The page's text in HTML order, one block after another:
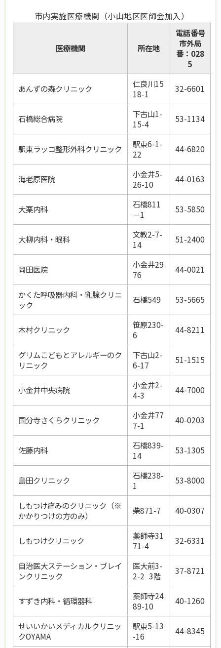
市内実施医療機関（小山地区医師会加入）
医療機関 所在地
電話番号
市外局
番：028
5
あんずの森クリニック
仁良川15
18-1
32-6601
石橋総合病院
下古山1-
15-4
53-1134
駅東ラッコ整形外科クリニック
駅東6-1-
22
44-6820
海老原医院
小金井5-
26-10
44-0163
大栗内科
石橋811
－1
53-5850
大柳内科・眼科
文教2-7-
14
51-2400
岡田医院
小金井29
76
44-0021
かくた呼吸器内科・乳腺クリニ
ック
石橋549 53-5665
木村クリニック
笹原230-
6
44-8211
グリムこどもとアレルギーのク
リニック
下古山2-
6-17
51-1515
小金井中央病院
小金井2-
4-3
44-7000
国分寺さくらクリニック
小金井77
7-1
40-0203
佐藤内科
石橋839-
14
53-1305
島田クリニック
石橋238-
1
53-8000
しもつけ痛みのクリニック（※
かかりつけの方のみ）
柴871-7 40-0307
しもつけクリニック
薬師寺31
71-4
32-6331
自治医大ステーション・ブレイ
ンクリニック
医大前3-
2-2 3階 37-8721
すずき内科・循環器科
薬師寺24
89-10
40-1260
せいいかいメディカルクリニッ
クOYAMA
駅東5-13
-16
44-8345